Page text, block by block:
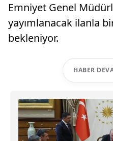
Emniyet Genel
yayımlanacak ilanla
bekleniyor.
HABER